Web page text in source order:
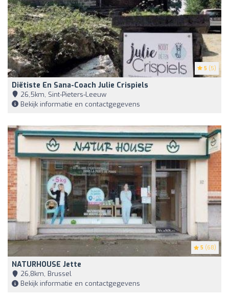
5 (5)
Diëtiste En Sana-Coach Julie Crispiels
26,5km, Sint-Pieters-Leeuw
Bekijk informatie en contactgegevens
5 (68)
NATURHOUSE Jette
26,8km, Brussel
Bekijk informatie en contactgegevens